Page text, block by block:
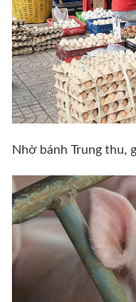
Nhờ bánh Trung thu,